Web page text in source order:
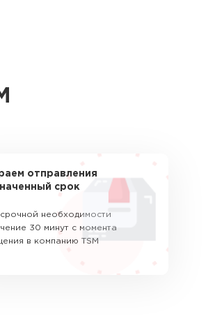
отправления
срок
необходимости
30 минут с момента
в компанию TSM